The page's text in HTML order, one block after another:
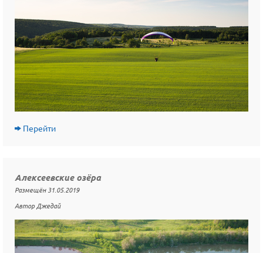
Перейти
Алексеевские озёра
Размещён 31.05.2019
Автор Джедай